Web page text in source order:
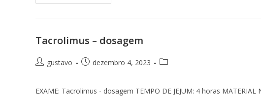
Tacrolimus – dosagem
gustavo dezembro 4, 2023
EXAME: Tacrolimus - dosagem TEMPO DE JEJUM: 4 horas MATERIAL